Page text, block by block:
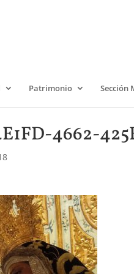
Patrimonio Sección
4662-